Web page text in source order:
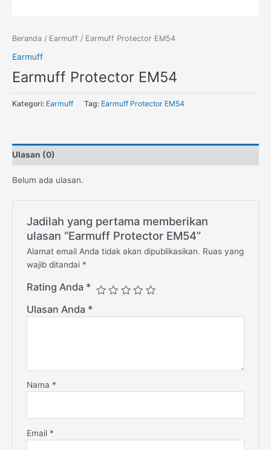
Beranda / Earmuff / Earmuff Protector EM54
Earmuff
Earmuff Protector EM54
Kategori: Earmuff Tag: Earmuff Protector EM54
Ulasan (0)
Belum ada ulasan.
Jadilah yang pertama memberikan
ulasan “Earmuff Protector EM54”
Alamat email Anda tidak akan dipublikasikan. Ruas yang
wajib ditandai *
Rating Anda *
Ulasan Anda *
Nama *
Email *